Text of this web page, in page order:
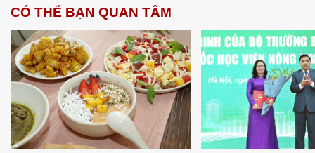
CÓ THỂ BẠN QUAN TÂM